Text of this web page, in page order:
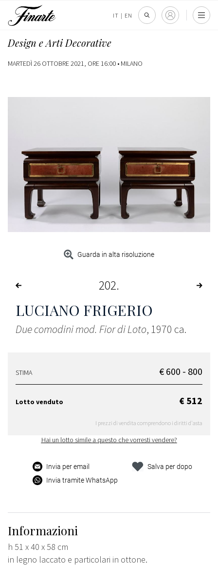
IT | EN
Design e Arti Decorative
MARTEDÌ 26 OTTOBRE 2021, ORE 16:00 • MILANO
Guarda in alta risoluzione
202
LUCIANO FRIGERIO
Due comodini mod. Fior di Loto, 1970 ca.
STIMA € 600 - 800
Lotto venduto € 512
I prezzi di vendita comprendono i diritti d'asta
Hai un lotto simile a questo che vorresti vendere?
Invia per email
Invia tramite WhatsApp
Salva per dopo
Informazioni
h 51 x 40 x 58 cm
in legno laccato e particolari in ottone.